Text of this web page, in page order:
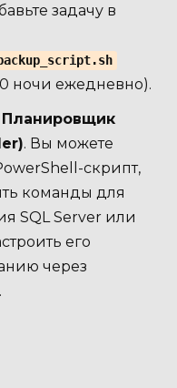
задачу в
ночи ежедневно).
Планировщик
. Вы можете
скрипт,
команды для
SQL Server или
его
через